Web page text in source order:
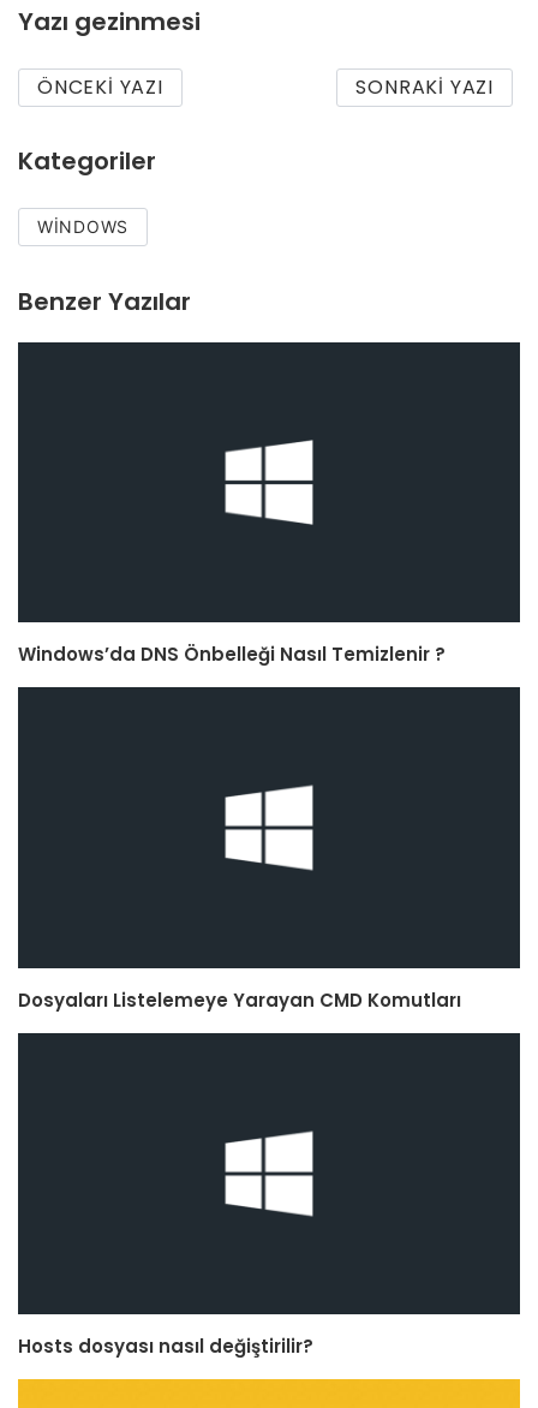
Yazı gezinmesi
ÖNCEKI YAZI SONRAKI YAZI
Kategoriler
WINDOWS
Benzer Yazılar
Windows’da DNS Önbelleği Nasıl Temizlenir ?
Dosyaları Listelemeye Yarayan CMD Komutları
Hosts dosyası nasıl değiştirilir?